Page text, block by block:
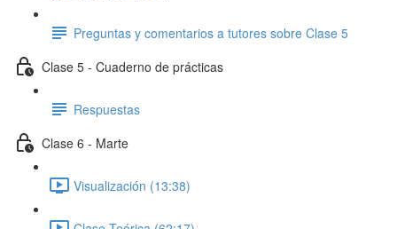
Preguntas y comentarios a tutores sobre Clase 5
Clase 5 - Cuaderno de prácticas
Respuestas
Clase 6 - Marte
Visualización (13:38)